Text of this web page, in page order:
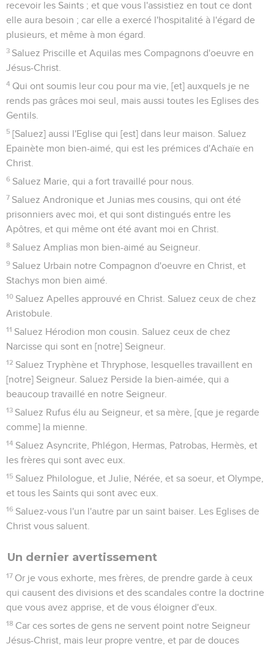
recevoir les Saints ; et que vous l'assistiez en tout ce dont
elle aura besoin ; car elle a exercé l'hospitalité à l'égard de
plusieurs, et même à mon égard.
3 Saluez Priscille et Aquilas mes Compagnons d'oeuvre en
Jésus-Christ.
4 Qui ont soumis leur cou pour ma vie, [et] auxquels je ne
rends pas grâces moi seul, mais aussi toutes les Eglises des
Gentils.
5 [Saluez] aussi l'Eglise qui [est] dans leur maison. Saluez
Epainète mon bien-aimé, qui est les prémices d'Achaïe en
Christ.
6 Saluez Marie, qui a fort travaillé pour nous.
7 Saluez Andronique et Junias mes cousins, qui ont été
prisonniers avec moi, et qui sont distingués entre les
Apôtres, et qui même ont été avant moi en Christ.
8 Saluez Amplias mon bien-aimé au Seigneur.
9 Saluez Urbain notre Compagnon d'oeuvre en Christ, et
Stachys mon bien aimé.
10 Saluez Apelles approuvé en Christ. Saluez ceux de chez
Aristobule.
11 Saluez Hérodion mon cousin. Saluez ceux de chez
Narcisse qui sont en [notre] Seigneur.
12 Saluez Tryphène et Thryphose, lesquelles travaillent en
[notre] Seigneur. Saluez Perside la bien-aimée, qui a
beaucoup travaillé en notre Seigneur.
13 Saluez Rufus élu au Seigneur, et sa mère, [que je regarde
comme] la mienne.
14 Saluez Asyncrite, Phlégon, Hermas, Patrobas, Hermès, et
les frères qui sont avec eux.
15 Saluez Philologue, et Julie, Nérée, et sa soeur, et Olympe,
et tous les Saints qui sont avec eux.
16 Saluez-vous l'un l'autre par un saint baiser. Les Eglises de
Christ vous saluent.
Un dernier avertissement
17 Or je vous exhorte, mes frères, de prendre garde à ceux
qui causent des divisions et des scandales contre la doctrine
que vous avez apprise, et de vous éloigner d'eux.
18 Car ces sortes de gens ne servent point notre Seigneur
Jésus-Christ, mais leur propre ventre, et par de douces